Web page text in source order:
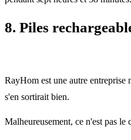
8. Piles
RayHom est une autre entreprise
s'en sortirait bien.
Malheureusement, ce n'est pas le